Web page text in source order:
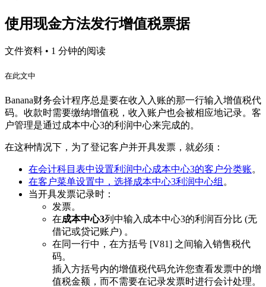
使用现金方法发行增值税票据
文件资料 • 1 分钟的阅读
在此文中
Banana财务会计程序总是要在收入入账的那一行输入增值税代
码。收款时需要缴纳增值税，收入账户也会被相应地记录。客
户管理是通过成本中心3的利润中心来完成的。
在这种情况下，为了登记客户并开具发票，就必须：
在会计科目表中设置利润中心成本中心3的客户分类账。
在客户菜单设置中，选择成本中心3利润中心组 。
当开具发票记录时：
发票。
在成本中心3列中输入成本中心3的利润百分比 (无
借记或贷记账户) 。
在同一行中，在方括号 [V81] 之间输入销售税代
码。
插入方括号内的增值税代码允许您查看发票中的增
值税金额，而不需要在记录发票时进行会计处理。